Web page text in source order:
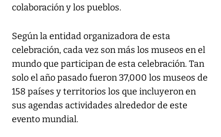
colaboración y los pueblos.
Según la entidad organizadora de esta
celebración, cada vez son más los museos en el
mundo que participan de esta celebración. Tan
solo el año pasado fueron 37,000 los museos de
158 países y territorios los que incluyeron en
sus agendas actividades alrededor de este
evento mundial.